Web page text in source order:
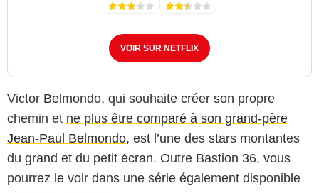
VOIR SUR NETFLIX
Victor Belmondo, qui souhaite créer son propre
chemin et ne plus être comparé à son grand-père
Jean-Paul Belmondo, est l’une des stars montantes
du grand et du petit écran. Outre Bastion 36, vous
pourrez le voir dans une série également disponible